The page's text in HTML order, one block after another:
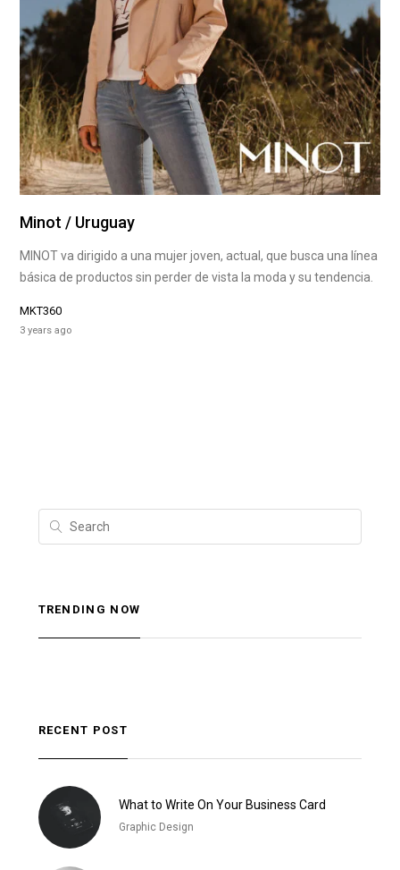
Minot / Uruguay
MINOT va dirigido a una mujer joven, actual, que busca una línea
básica de productos sin perder de vista la moda y su tendencia.
MKT360
3 years ago
TRENDING NOW
RECENT POST
What to Write On Your Business Card
Graphic Design